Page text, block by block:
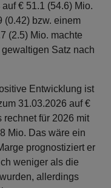
€ 51.1 (54.6) Mio.
(0.42) bzw. einem
(2.5) Mio. machte
Satz nach
Entwicklung ist
31.03.2026 auf €
rechnet für 2026 mit
Mio. Das wäre ein
prognostiziert er
weniger als die
allerdings